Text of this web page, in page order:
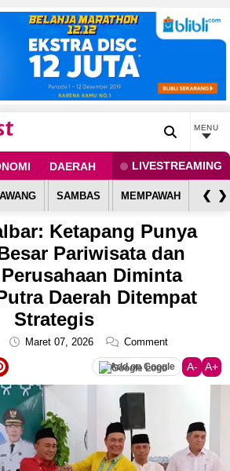
MENU
DAERAH BOLA SPORT
LIVESTREAMING
SAMBAS MEMPAWAH ❮ ❯
Ketapang Punya
Pariwisata dan
Diminta
Daerah Ditempat
Strategis
Maret 07, 2026 Comment
Add on Google A- A+